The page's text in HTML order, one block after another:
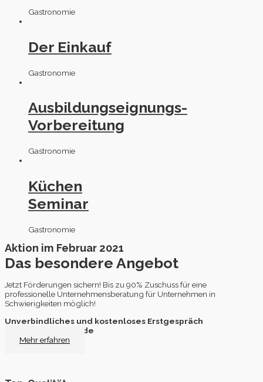
Gastronomie
Der Einkauf
Gastronomie
Ausbildungseignungs-
Vorbereitung
Gastronomie
Küchen
Seminar
Gastronomie
Aktion im Februar 2021
Das besondere Angebot
Jetzt Förderungen sichern! Bis zu 90% Zuschuss für eine
professionelle Unternehmensberatung für Unternehmen in
Schwierigkeiten möglich!
Unverbindliches und kostenloses Erstgespräch
deine-soforthilfe.de
Mehr erfahren